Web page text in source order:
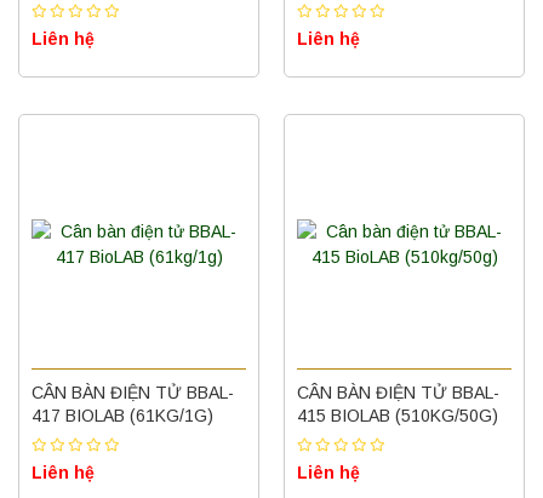
Liên hệ Liên hệ
CÂN BÀN ĐIỆN TỬ BBAL-
417 BIOLAB (61KG/1G)
Liên hệ
CÂN BÀN ĐIỆN TỬ BBAL-
415 BIOLAB (510KG/50G)
Liên hệ